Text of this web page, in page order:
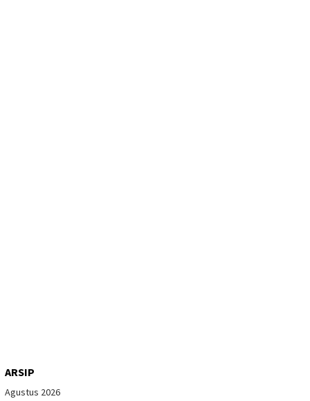
ARSIP
Agustus 2026